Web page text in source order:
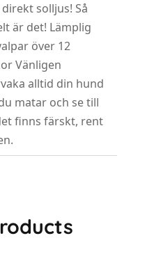
solljus! Så
är det! Lämplig
över 12
Vänligen
alltid din hund
matar och se till
finns färskt, rent